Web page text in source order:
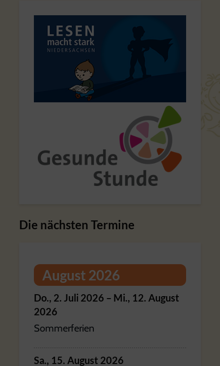
Die nächsten Termine
August 2026
Do., 2. Juli 2026 – Mi., 12. August
2026
Sommerferien
Sa., 15. August 2026